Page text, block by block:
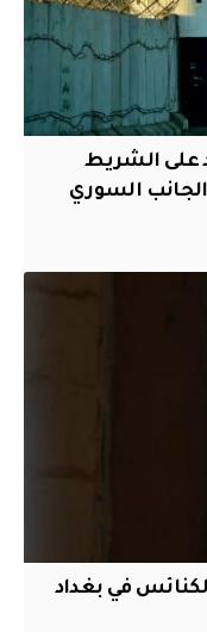
على الشريط
السوري
في بغداد